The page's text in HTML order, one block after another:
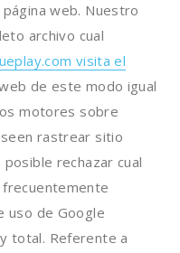
web. Nuestro
archivo cual
visita el
de este modo­ igual
motores sobre
rastrear sitio
rechazar cual
uso de Google
total. Referente a